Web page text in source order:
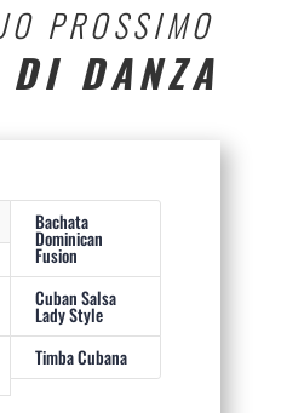
PROSSIMO
DI DANZA
Bachata
Dominican
Fusion
Cuban Salsa
Lady Style
Timba Cubana